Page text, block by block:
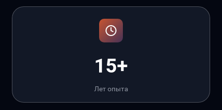
15+
Лет опыта